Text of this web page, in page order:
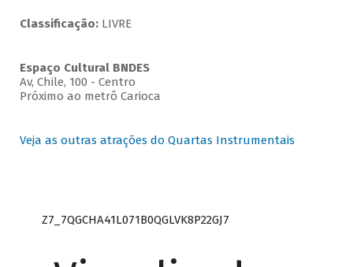
Classificação:LIVRE
Espaço Cultural BNDES
Av, Chile, 100 - Centro
Próximo ao metrô Carioca
Veja as outras atrações do Quartas Instrumentais
Z7_7QGCHA41L071B0QGLVK8P22GJ7